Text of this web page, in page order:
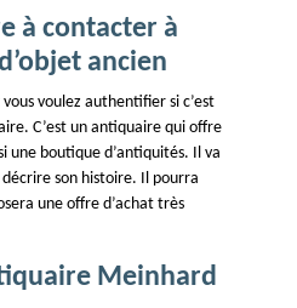
à contacter à
ancien
voulez authentifier si c’est
C’est un antiquaire qui offre
une boutique d’antiquités. Il va
son histoire. Il pourra
une offre d’achat très
Meinhard